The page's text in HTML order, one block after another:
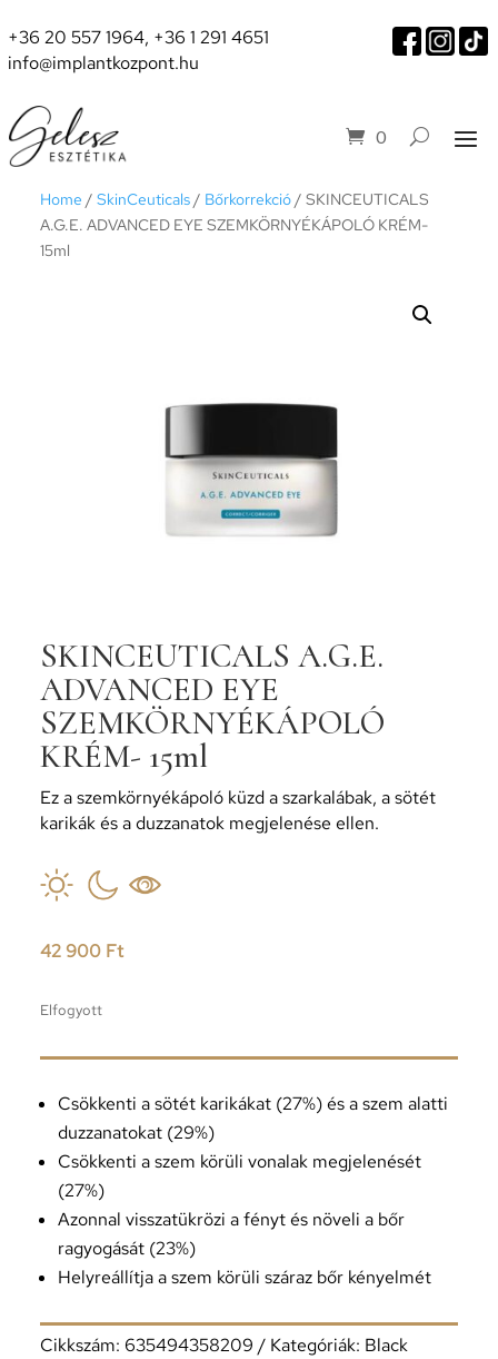
+36 20 557 1964, +36 1 291 4651
info@implantkozpont.hu
0
Home / SkinCeuticals/ Bőrkorrekció/ SKINCEUTICALS
A.G.E. ADVANCED EYE SZEMKÖRNYÉKÁPOLÓ KRÉM-
15ml
SKINCEUTICALS A.G.E.
ADVANCED EYE
SZEMKÖRNYÉKÁPOLÓ
KRÉM- 15ml
Ez a szemkörnyékápoló küzd a szarkalábak, a sötét
karikák és a duzzanatok megjelenése ellen.
42 900 Ft
Elfogyott
Csökkenti a sötét karikákat (27%) és a szem alatti
duzzanatokat (29%)
Csökkenti a szem körüli vonalak megjelenését
(27%)
Azonnal visszatükrözi a fényt és növeli a bőr
ragyogását (23%)
Helyreállítja a szem körüli száraz bőr kényelmét
Cikkszám: 635494358209 Kategóriák: Black